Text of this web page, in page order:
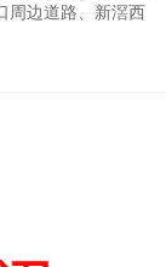
周边道路、新滘西